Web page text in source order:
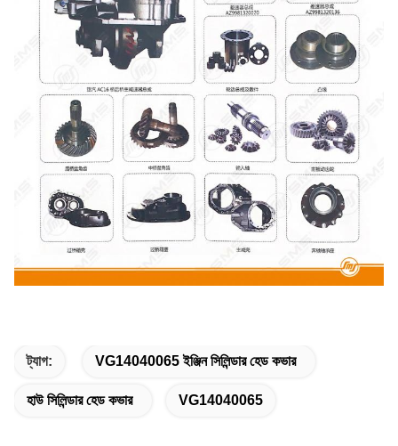
ট্যাগ: VG14040065 ইঞ্জিন সিলিন্ডার হেড কভার
হাউ সিলিন্ডার হেড কভার VG14040065